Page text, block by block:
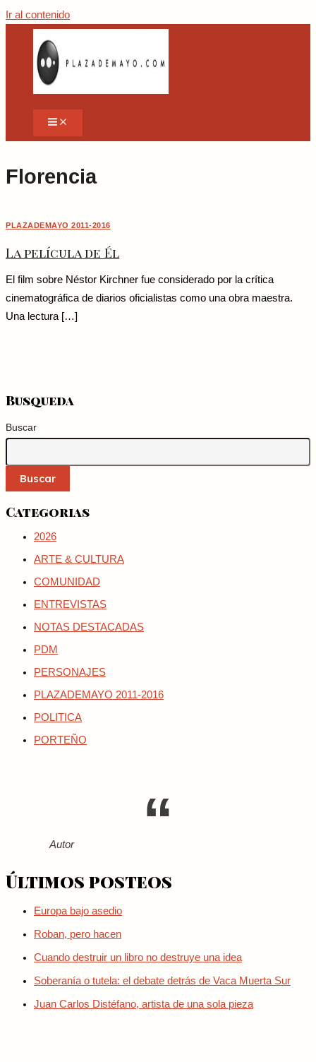
Ir al contenido
Florencia
PLAZADEMAYO 2011-2016
La película de Él
El film sobre Néstor Kirchner fue considerado por la crítica
cinematográfica de diarios oficialistas como una obra maestra.
Una lectura […]
Busqueda
Buscar
Buscar
Categorias
2026
ARTE & CULTURA
COMUNIDAD
ENTREVISTAS
NOTAS DESTACADAS
PDM
PERSONAJES
PLAZADEMAYO 2011-2016
POLITICA
PORTEÑO
Autor
Últimos posteos
Europa bajo asedio
Roban, pero hacen
Cuando destruir un libro no destruye una idea
Soberanía o tutela: el debate detrás de Vaca Muerta Sur
Juan Carlos Distéfano, artista de una sola pieza